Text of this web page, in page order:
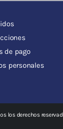
de pago
personales
los derechos